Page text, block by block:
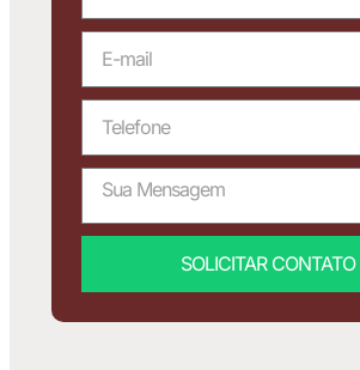
SOLICITAR CONTATO